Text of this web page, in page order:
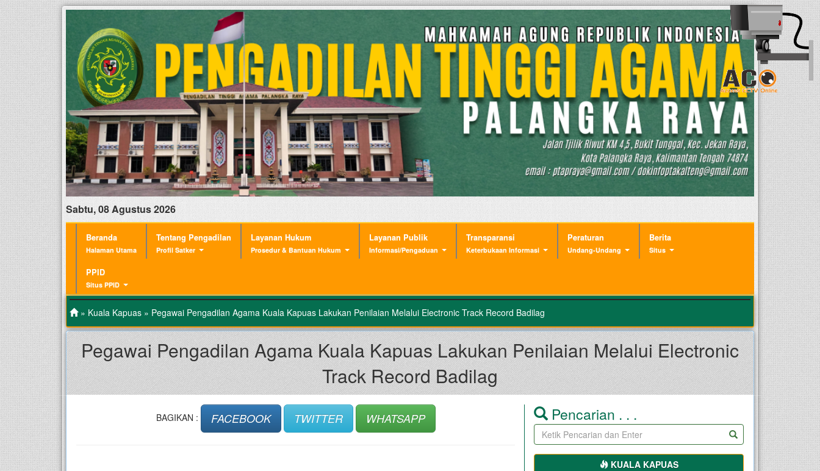
Sabtu, 08 Agustus 2026
Beranda
Halaman Utama
Tentang Pengadilan
Profil Satker
Layanan Hukum
Prosedur & Bantuan Hukum
Layanan Publik
Informasi/Pengaduan
Transparansi
Keterbukaan Informasi
Peraturan
Undang-Undang
Berita
Situs
PPID
Situs PPID
» Kuala Kapuas » Pegawai Pengadilan Agama Kuala Kapuas Lakukan Penilaian Melalui Electronic Track Record Badilag
Pegawai Pengadilan Agama Kuala Kapuas Lakukan Penilaian Melalui Electronic
Track Record Badilag
BAGIKAN : FACEBOOK TWITTER WHATSAPP Pencarian . . .
KUALA KAPUAS